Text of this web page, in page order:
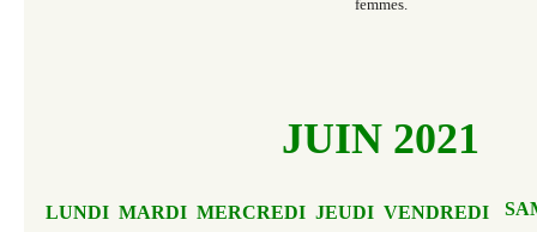
femmes.
JUIN 2021
LUNDI MARDI MERCREDI JEUDI VENDREDI